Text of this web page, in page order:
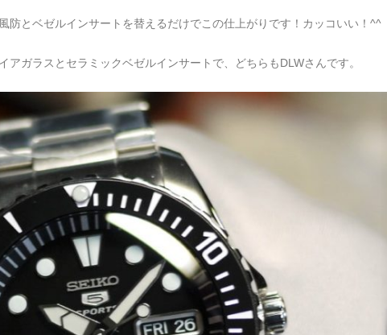
防とベゼルインサートを替えるだけでこの仕上がりです！カッコいい！^^
アガラスとセラミックベゼルインサートで、どちらもDLWさんです。